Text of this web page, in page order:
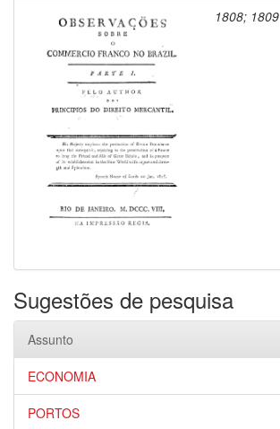
1808; 1809
Sugestões de pesquisa
Assunto
ECONOMIA
PORTOS